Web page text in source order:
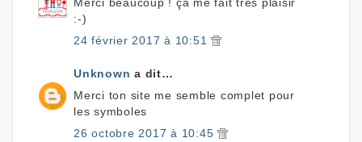
:-)
24 février 2017 à 10:51
Unknown a dit…
Merci ton site me semble complet pour
les symboles
26 octobre 2017 à 10:45